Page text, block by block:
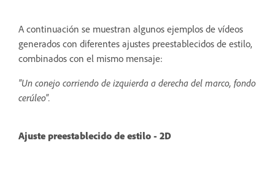
A continuación se muestran algunos ejemplos de vídeos
generados con diferentes ajustes preestablecidos de estilo,
combinados con el mismo mensaje:
"Un conejo corriendo de izquierda a derecha del marco, fondo
cerúleo".
Ajuste preestablecido de estilo - 2D